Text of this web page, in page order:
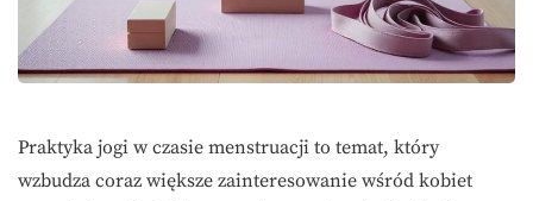
Praktyka jogi w czasie menstruacji to temat, który
wzbudza coraz większe zainteresowanie wśród kobiet